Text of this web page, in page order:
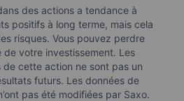
des actions a tendance à
positifs à long terme, mais cela
risques. Vous pouvez perdre
votre investissement. Les
de cette action ne sont pas un
futurs. Les données de
pas été modifiées par Saxo.